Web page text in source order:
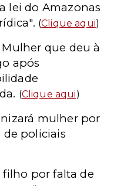
lei do Amazonas
(Clique aqui)
Mulher que deu à
após
(Clique aqui)
mulher por
policiais
filho por falta de